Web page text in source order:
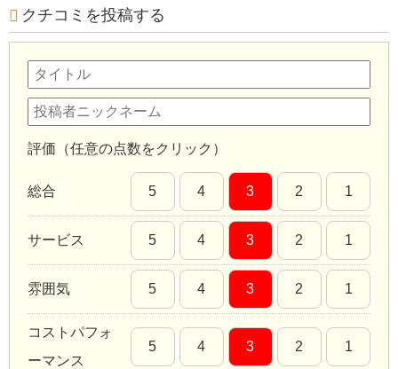
クチコミを投稿する
評価（任意の点数をクリック）
総合 5 4 3 2 1
サービス 5 4 3 2 1
雰囲気 5 4 3 2 1
コストパフォ
ーマンス
5 4 3 2 1